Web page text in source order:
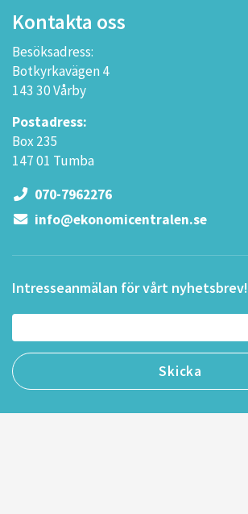
Kontakta oss
Besöksadress:
Botkyrkavägen 4
143 30 Vårby
Postadress:
Box 235
147 01 Tumba
070-7962276
info@ekonomicentralen.se
Intresseanmälan för vårt nyhetsbrev!